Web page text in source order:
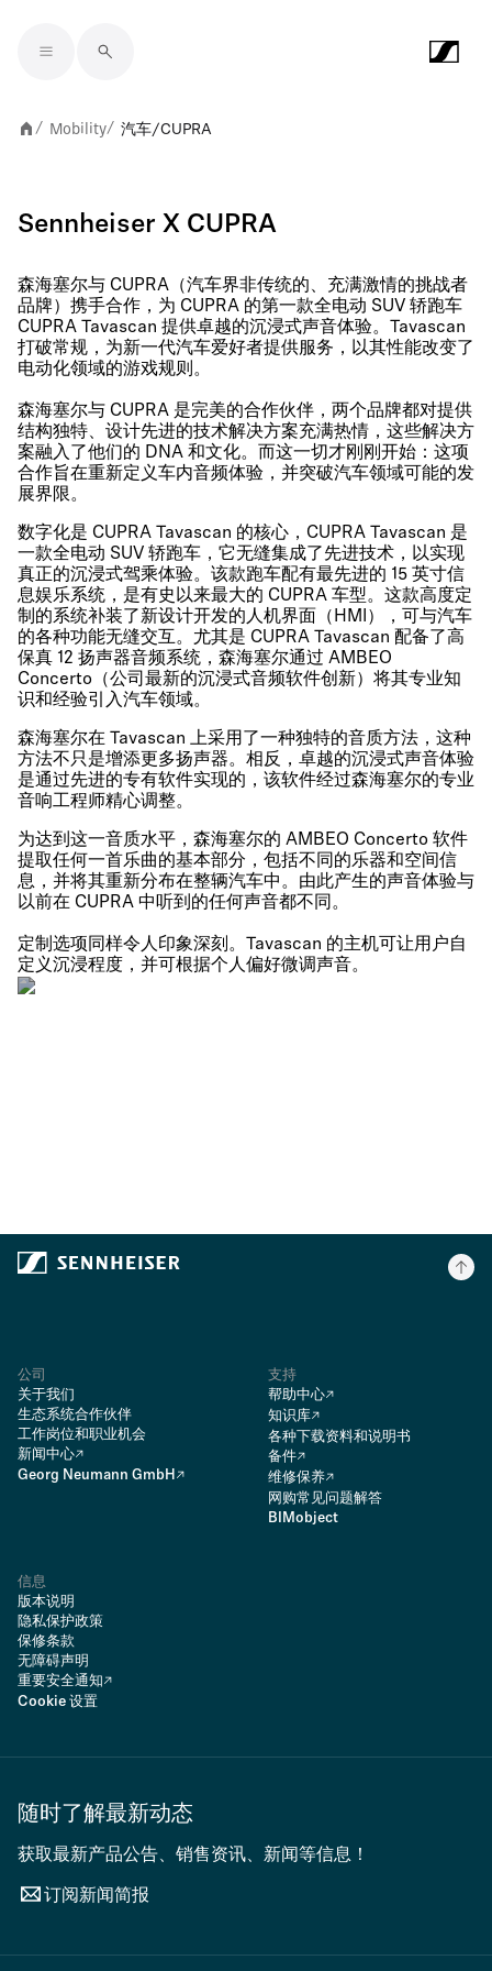
/ Mobility/ 汽车/CUPRA
Sennheiser X CUPRA
森海塞尔与 CUPRA（汽车界非传统的、充满激情的挑战者
品牌）携手合作，为 CUPRA 的第一款全电动 SUV 轿跑车
CUPRA Tavascan 提供卓越的沉浸式声音体验。Tavascan
打破常规，为新一代汽车爱好者提供服务，以其性能改变了
电动化领域的游戏规则。
森海塞尔与 CUPRA 是完美的合作伙伴，两个品牌都对提供
结构独特、设计先进的技术解决方案充满热情，这些解决方
案融入了他们的 DNA 和文化。而这一切才刚刚开始：这项
合作旨在重新定义车内音频体验，并突破汽车领域可能的发
展界限。
数字化是 CUPRA Tavascan 的核心，CUPRA Tavascan 是
一款全电动 SUV 轿跑车，它无缝集成了先进技术，以实现
真正的沉浸式驾乘体验。该款跑车配有最先进的 15 英寸信
息娱乐系统，是有史以来最大的 CUPRA 车型。这款高度定
制的系统补装了新设计开发的人机界面（HMI），可与汽车
的各种功能无缝交互。尤其是 CUPRA Tavascan 配备了高
保真 12 扬声器音频系统，森海塞尔通过 AMBEO
Concerto（公司最新的沉浸式音频软件创新）将其专业知
识和经验引入汽车领域。
森海塞尔在 Tavascan 上采用了一种独特的音质方法，这种
方法不只是增添更多扬声器。相反，卓越的沉浸式声音体验
是通过先进的专有软件实现的，该软件经过森海塞尔的专业
音响工程师精心调整。
为达到这一音质水平，森海塞尔的 AMBEO Concerto 软件
提取任何一首乐曲的基本部分，包括不同的乐器和空间信
息，并将其重新分布在整辆汽车中。由此产生的声音体验与
以前在 CUPRA 中听到的任何声音都不同。
定制选项同样令人印象深刻。Tavascan 的主机可让用户自
定义沉浸程度，并可根据个人偏好微调声音。
公司
关于我们
生态系统合作伙伴
工作岗位和职业机会
新闻中心
Georg Neumann GmbH
支持
帮助中心
知识库
各种下载资料和说明书
备件
维修保养
网购常见问题解答
BIMobject
信息
版本说明
隐私保护政策
保修条款
无障碍声明
重要安全通知
Cookie 设置
随时了解最新动态
获取最新产品公告、销售资讯、新闻等信息！
订阅新闻简报